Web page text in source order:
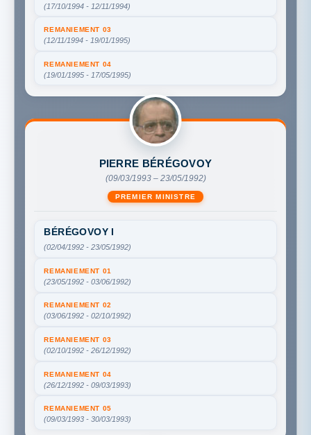
(17/10/1994 - 12/11/1994)
REMANIEMENT 03
(12/11/1994 - 19/01/1995)
REMANIEMENT 04
(19/01/1995 - 17/05/1995)
PIERRE BÉRÉGOVOY
(09/03/1993 – 23/05/1992)
PREMIER MINISTRE
BÉRÉGOVOY I
(02/04/1992 - 23/05/1992)
REMANIEMENT 01
(23/05/1992 - 03/06/1992)
REMANIEMENT 02
(03/06/1992 - 02/10/1992)
REMANIEMENT 03
(02/10/1992 - 26/12/1992)
REMANIEMENT 04
(26/12/1992 - 09/03/1993)
REMANIEMENT 05
(09/03/1993 - 30/03/1993)